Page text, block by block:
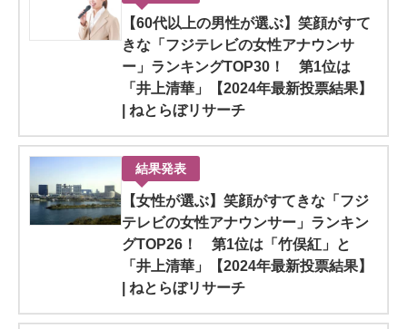
【60代以上の男性が選ぶ】笑顔がすて
きな「フジテレビの女性アナウンサ
ー」ランキングTOP30！ 第1位は
「井上清華」【2024年最新投票結果】
| ねとらぼリサーチ
結果発表
【女性が選ぶ】笑顔がすてきな「フジ
テレビの女性アナウンサー」ランキン
グTOP26！ 第1位は「竹俣紅」と
「井上清華」【2024年最新投票結果】
| ねとらぼリサーチ